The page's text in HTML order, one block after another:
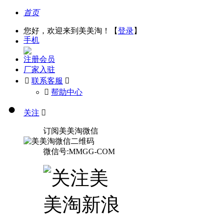
首页
您好，欢迎来到美美淘！【登录】
手机
注册会员
厂家入驻
 联系客服 
󰅃 帮助中心
关注 
订阅美美淘微信
微信号:MMGG-COM